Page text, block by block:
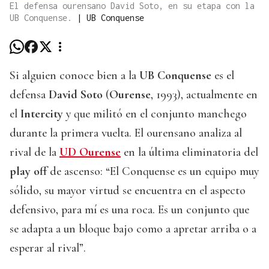
El defensa ourensano David Soto, en su etapa con la
UB Conquense.
| UB Conquense
Si alguien conoce bien a la UB Conquense es el
defensa David Soto (Ourense, 1993), actualmente en
el Intercity y que militó en el conjunto manchego
durante la primera vuelta. El ourensano analiza al
rival de la UD Ourense en la última eliminatoria del
play offde ascenso: “El Conquense es un equipo muy
sólido, su mayor virtud se encuentra en el aspecto
defensivo, para mí es una roca. Es un conjunto que
se adapta a un bloque bajo como a apretar arriba o a
esperar al rival”.